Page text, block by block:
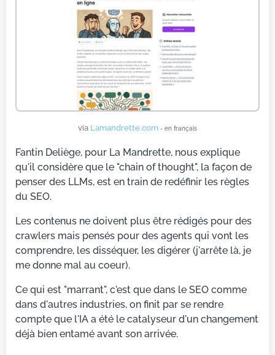
via Lamandrette.com - en français
Fantin Deliège, pour La Mandrette, nous explique
qu'il considère que le "chain of thought", la façon de
penser des LLMs, est en train de redéfinir les règles
du SEO.
Les contenus ne doivent plus être rédigés pour des
crawlers mais pensés pour des agents qui vont les
comprendre, les disséquer, les digérer (j'arrête là, je
me donne mal au coeur).
Ce qui est "marrant", c'est que dans le SEO comme
dans d'autres industries, on finit par se rendre
compte que l'IA a été le catalyseur d'un changement
déjà bien entamé avant son arrivée.